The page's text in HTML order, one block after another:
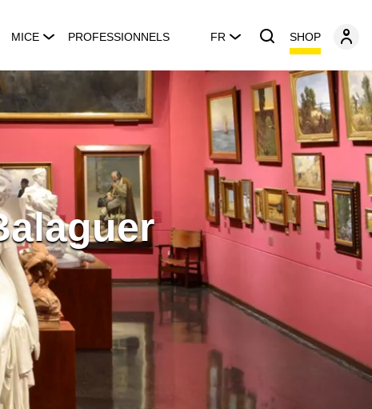
MICE PROFESSIONNELS FR SHOP